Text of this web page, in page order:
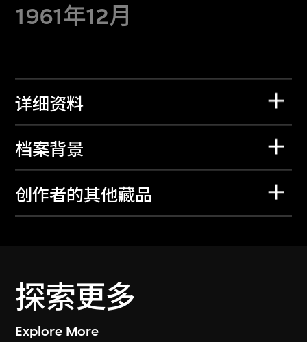
1961年12月
详细资料
档案背景
创作者的其他藏品
探索更多
Explore More